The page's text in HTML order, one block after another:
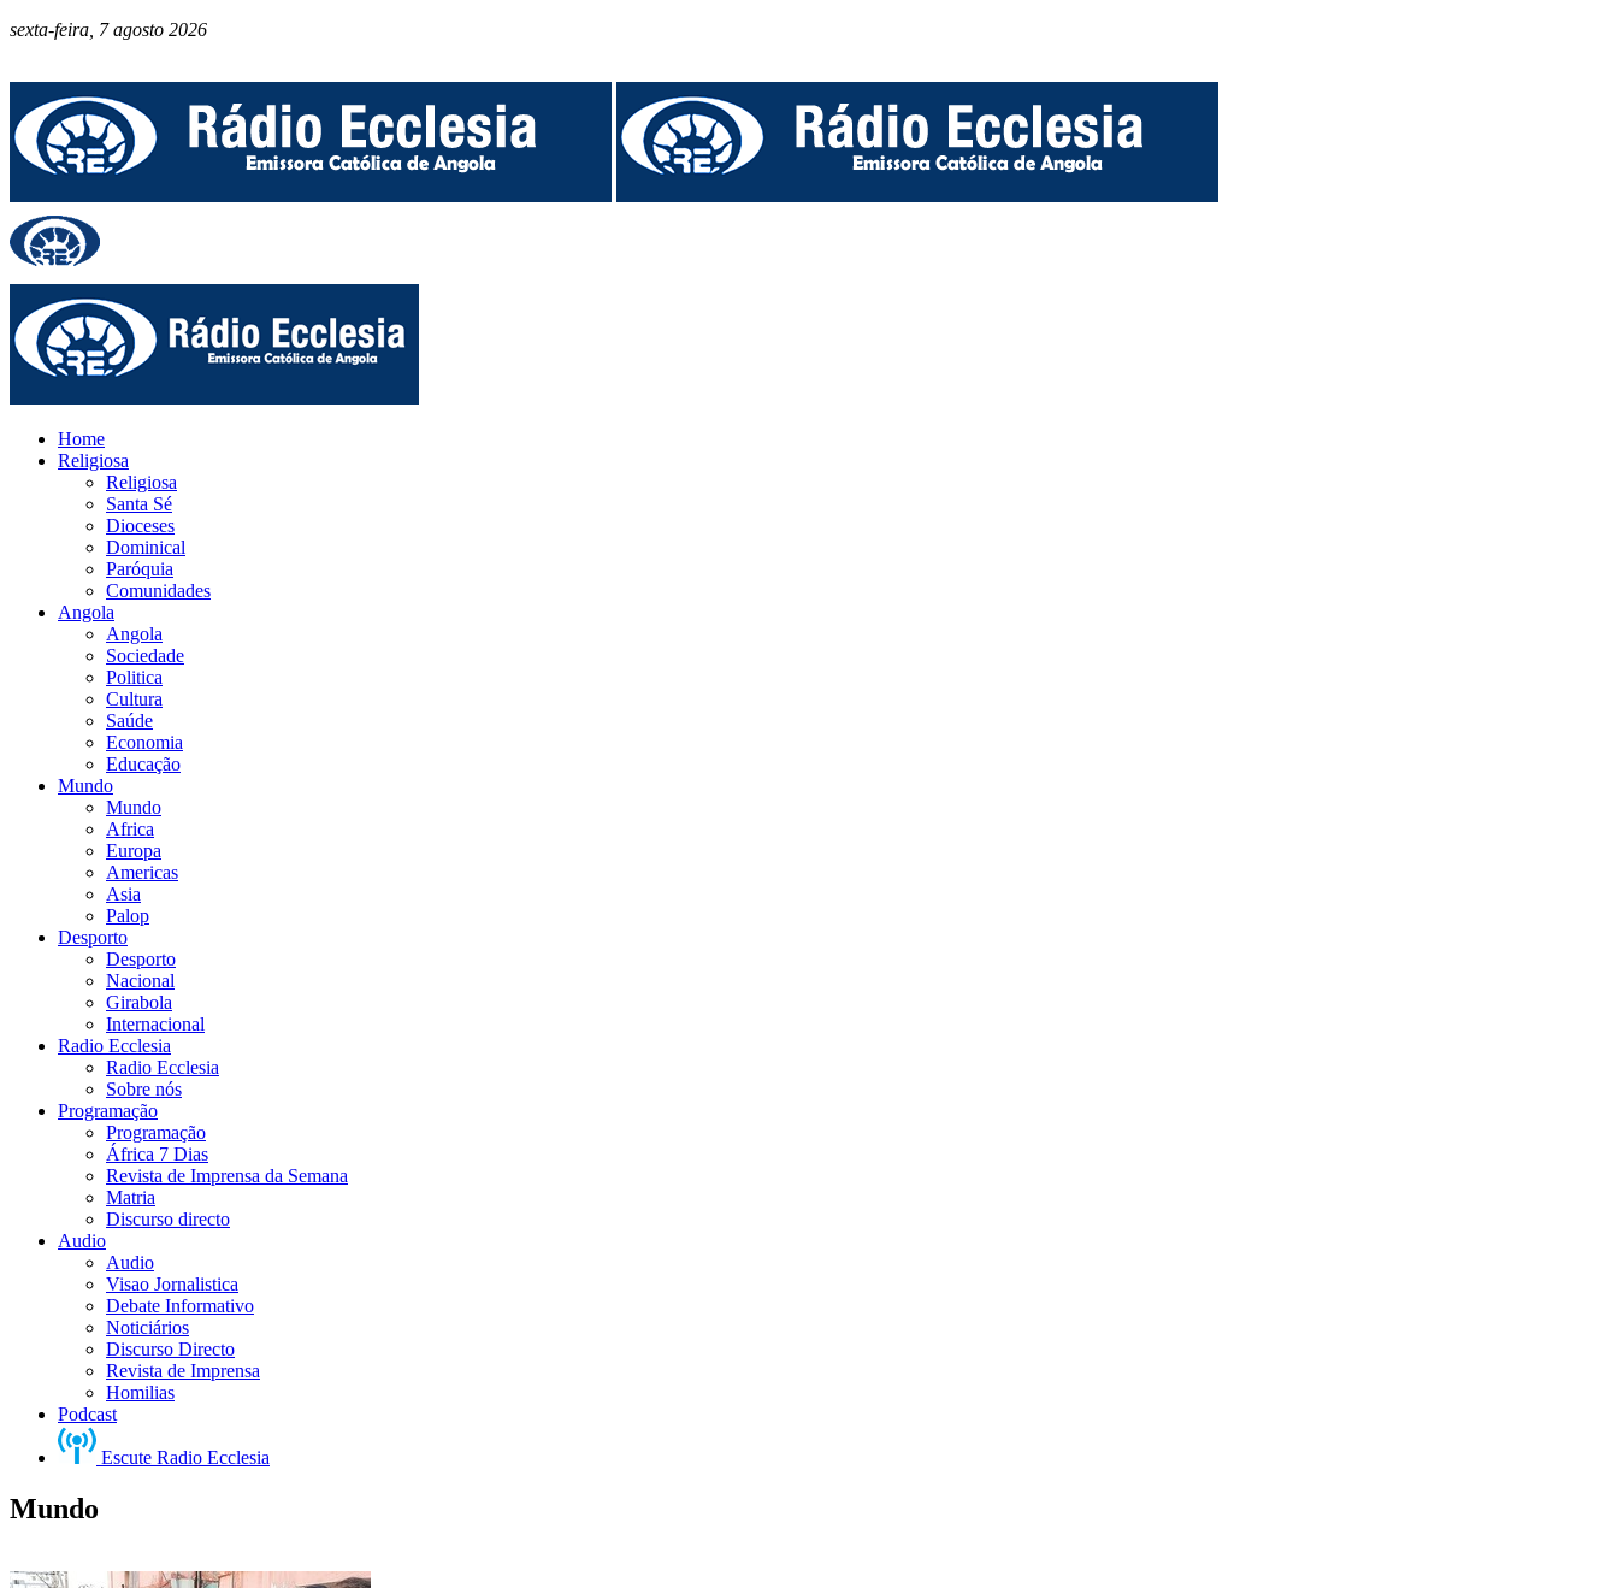
sexta-feira, 7 agosto 2026
Home
Religiosa
Religiosa
Santa Sé
Dioceses
Dominical
Paróquia
Comunidades
Angola
Angola
Sociedade
Politica
Cultura
Saúde
Economia
Educação
Mundo
Mundo
Africa
Europa
Americas
Asia
Palop
Desporto
Desporto
Nacional
Girabola
Internacional
Radio Ecclesia
Radio Ecclesia
Sobre nós
Programação
Programação
África 7 Dias
Revista de Imprensa da Semana
Matria
Discurso directo
Audio
Audio
Visao Jornalistica
Debate Informativo
Noticiários
Discurso Directo
Revista de Imprensa
Homilias
Podcast
Escute Radio Ecclesia
Mundo